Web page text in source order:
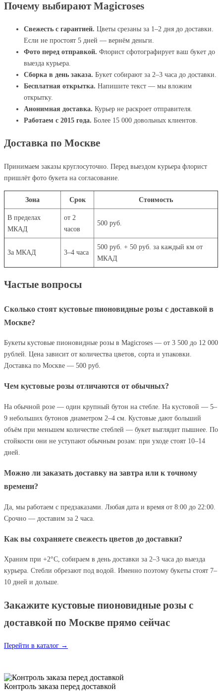
Почему выбирают Magicroses
Свежесть с гарантией. Цветы срезаны за 1–2 дня до доставки.
Если не простоят 5 дней — вернём деньги.
Фото перед отправкой. Флорист сфотографирует ваш букет до
выезда курьера.
Сборка в день заказа. Букет собирают за 2–3 часа до доставки.
Бесплатная открытка. Напишите текст — мы вложим
открытку.
Анонимная доставка. Курьер не раскроет отправителя.
Работаем с 2015 года. Более 15 000 довольных клиентов.
Доставка по Москве
Принимаем заказы круглосуточно. Перед выездом курьера флорист
пришлёт фото букета на согласование.
Зона Срок Стоимость
В пределах
МКАД
от 2
часов
500 руб.
За МКАД 3–4 часа
500 руб. + 50 руб. за каждый км от
МКАД
Частые вопросы
Сколько стоят кустовые пионовидные розы с доставкой в
Москве?
Букеты кустовые пионовидные розы в Magicroses — от 3 500 до 12 000
рублей. Цена зависит от количества цветов, сорта и упаковки.
Доставка по Москве — 500 руб.
Чем кустовые розы отличаются от обычных?
На обычной розе — один крупный бутон на стебле. На кустовой — 5–
9 небольших бутонов диаметром 2–4 см. Кустовые дают больший
объём при меньшем количестве стеблей — букет выглядит пышнее. По
стойкости они не уступают обычным розам: при уходе стоят 10–14
дней.
Можно ли заказать доставку на завтра или к точному
времени?
Да, мы работаем с предзаказами. Любая дата и время от 8:00 до 22:00.
Срочно — доставим за 2 часа.
Как вы сохраняете свежесть цветов до доставки?
Храним при +2°C, собираем в день доставки за 2–3 часа до выезда
курьера. Стебли обрезают под водой. Именно поэтому букеты стоят 7–
10 дней и дольше.
Закажите кустовые пионовидные розы с
доставкой по Москве прямо сейчас
Перейти в каталог →
Контроль заказа перед доставкой